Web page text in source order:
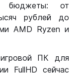
бюджеты: от
рублей до
AMD Ryzen и
ПК для
FullHD сейчас